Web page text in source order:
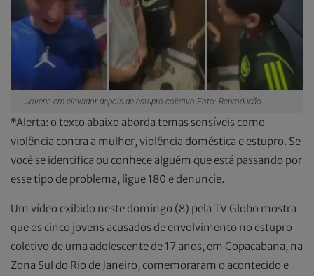
Jovens em elevador depois de estupro coletivo Foto: Reprodução
*Alerta: o texto abaixo aborda temas sensíveis como
violência contra a mulher, violência doméstica e estupro. Se
você se identifica ou conhece alguém que está passando por
esse tipo de problema, ligue 180 e denuncie.
Um vídeo exibido neste domingo (8) pela TV Globo mostra
que os cinco jovens acusados de envolvimento no estupro
coletivo de uma adolescente de 17 anos, em Copacabana, na
Zona Sul do Rio de Janeiro, comemoraram o acontecido e